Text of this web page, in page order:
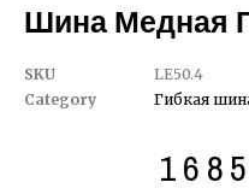
Шина Медная
SKU
LE50.4
Category
Гибкая